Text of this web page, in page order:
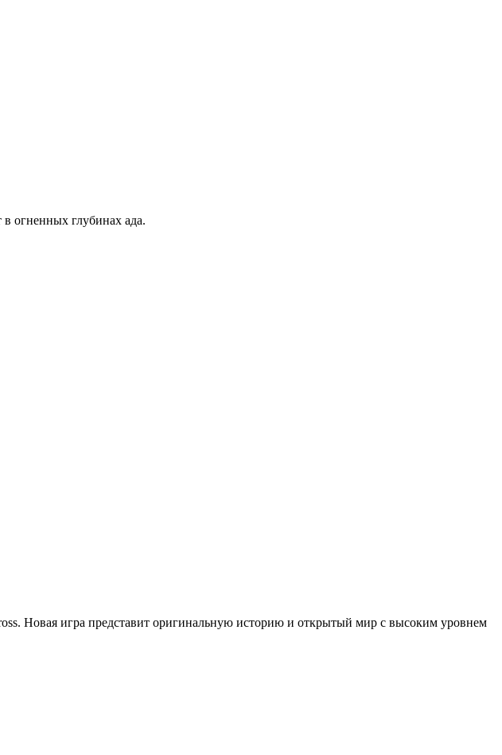
огненных глубинах ада.
Новая игра представит оригинальную историю и открытый мир с высоким уровнем